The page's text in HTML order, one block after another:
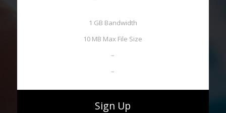
1 GB Bandwidth
10 MB Max File Size
–
–
Sign Up